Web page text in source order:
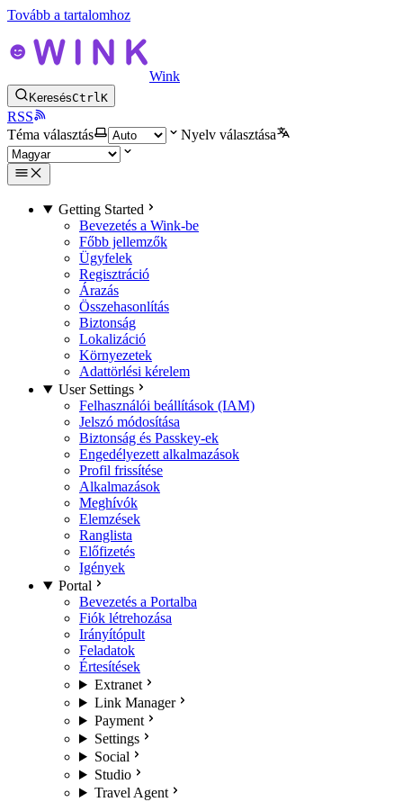
Tovább a tartalomhoz
Wink
KeresésCtrlK
RSS
Téma választás
Nyelv választása
Getting Started
Bevezetés a Wink-be
Főbb jellemzők
Ügyfelek
Regisztráció
Árazás
Összehasonlítás
Biztonság
Lokalizáció
Környezetek
Adattörlési kérelem
User Settings
Felhasználói beállítások (IAM)
Jelszó módosítása
Biztonság és Passkey-ek
Engedélyezett alkalmazások
Profil frissítése
Alkalmazások
Meghívók
Elemzések
Ranglista
Előfizetés
Igények
Portal
Bevezetés a Portalba
Fiók létrehozása
Irányítópult
Feladatok
Értesítések
Extranet
Link Manager
Payment
Settings
Social
Studio
Travel Agent